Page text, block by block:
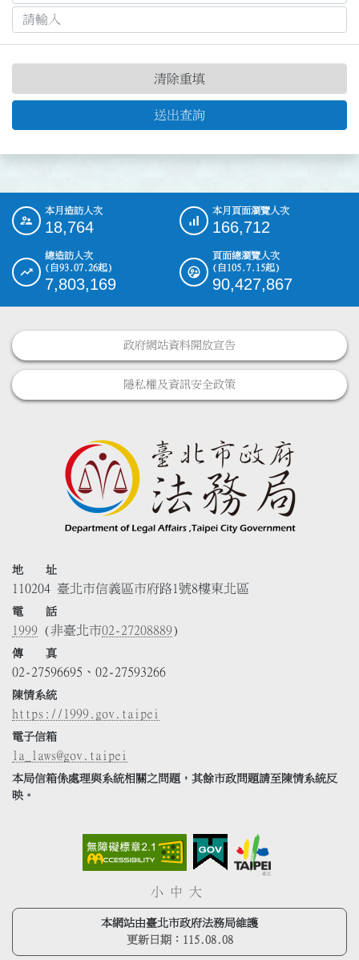
送出查詢
清除重填
::: 本月造訪人次
18,764
本月頁面瀏覽人次
166,712
總造訪人次
(自93.07.26起)
7,803,169
頁面總瀏覽人次
(自105.7.15起)
90,427,867
政府網站資料開放宣告
隱私權及資訊安全政策
地 址
110204 臺北市信義區市府路1號8樓東北區
電 話
1999 (非臺北市02-27208889)
傳 真
02-27596695、02-27593266
陳情系統
https://1999.gov.taipei
電子信箱
la_laws@gov.taipei
本局信箱係處理與系統相關之問題，其餘市政問題請至陳情系統反
映。
小 中 大
本網站由臺北市政府法務局維護
更新日期： 115.08.08